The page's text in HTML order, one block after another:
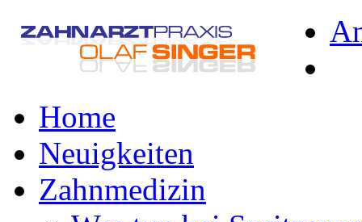
Home
Neuigkeiten
Zahnmedizin